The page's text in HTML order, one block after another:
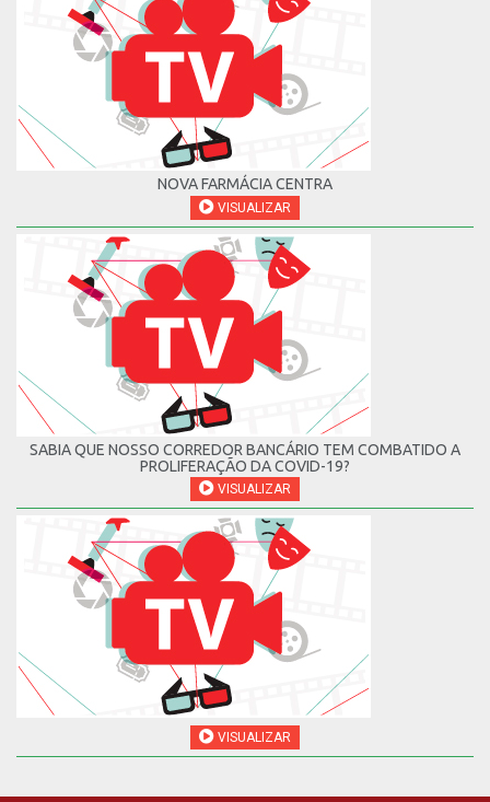
NOVA FARMÁCIA CENTRA
VISUALIZAR
SABIA QUE NOSSO CORREDOR BANCÁRIO TEM COMBATIDO A
PROLIFERAÇÃO DA COVID-19?
VISUALIZAR
VISUALIZAR